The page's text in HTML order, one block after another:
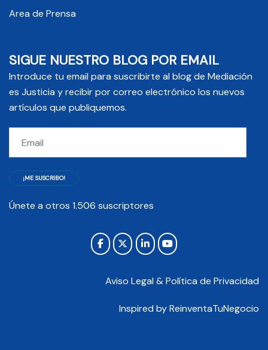
Area de Prensa
SIGUE NUESTRO BLOG POR EMAIL
Introduce tu email para suscribirte al blog de Mediación
es Justicia y recibir por correo electrónico los nuevos
artículos que publiquemos.
¡ME SUSCRIBO!
Únete a otros 1.506 suscriptores
Aviso Legal & Política de Privacidad
Inspired byReinventaTuNegocio